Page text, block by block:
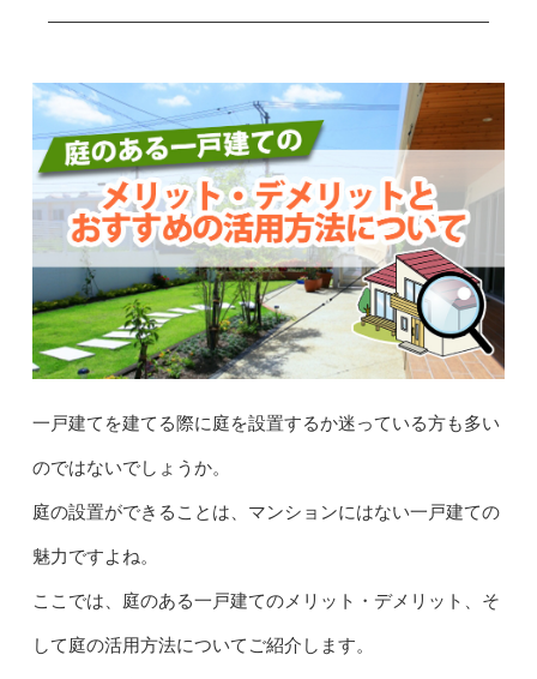
一戸建てを建てる際に庭を設置するか迷っている方も多い
のではないでしょうか。
庭の設置ができることは、マンションにはない一戸建ての
魅力ですよね。
ここでは、庭のある一戸建てのメリット・デメリット、そ
して庭の活用方法についてご紹介します。